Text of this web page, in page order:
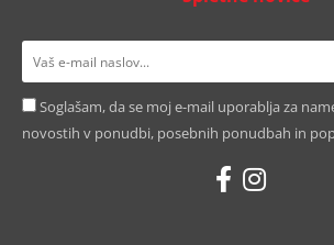
Soglašam, da se moj e-mail uporablja za
novostih v ponudbi, posebnih ponudbah in